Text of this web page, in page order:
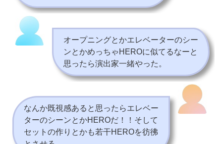
オープニングとかエレベーターのシー
ンとかめっちゃHEROに似てるなーと
思ったら演出家一緒やった。
なんか既視感あると思ったらエレベー
ターのシーンとかHEROだ！！そして
セットの作りとかも若干HEROを彷彿